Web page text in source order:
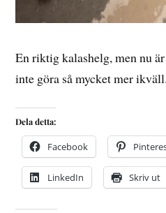
En riktig kalashelg, men nu
inte göra så mycket mer ikväll.
Dela detta:
Facebook
LinkedIn Skriv ut